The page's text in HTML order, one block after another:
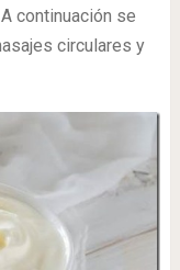
continuación se
circulares y